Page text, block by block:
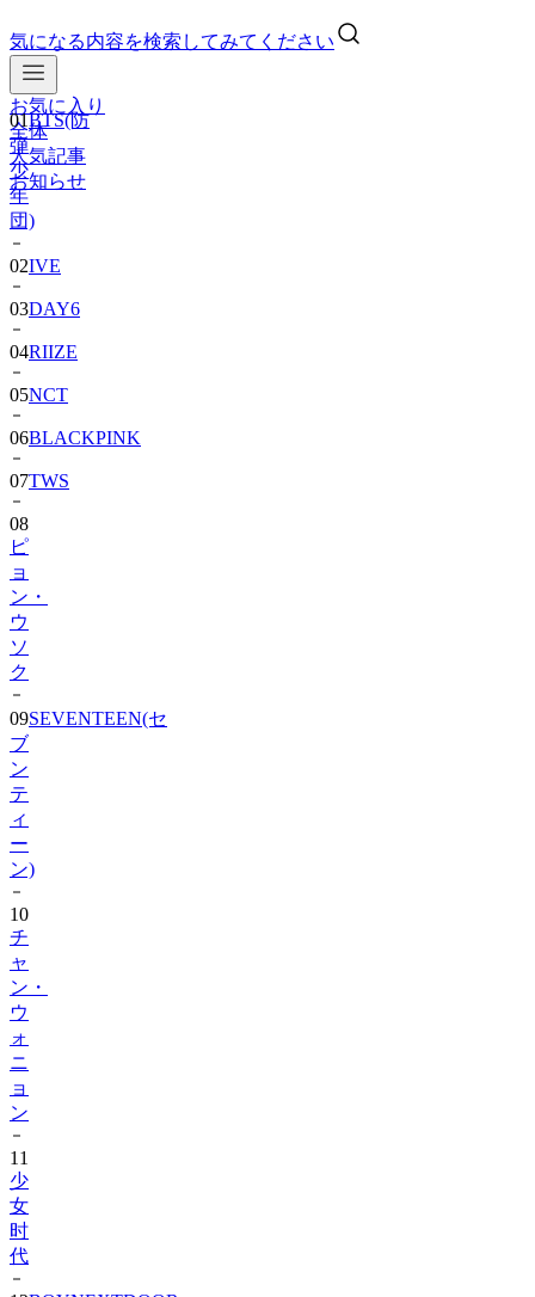
気になる内容を検索してみてください
お気に入り
全体
人気記事
お知らせ
01BTS(防
弾
少
年
団)
02IVE
03DAY6
04RIIZE
05NCT
06BLACKPINK
07TWS
08
ピ
ョ
ン・
ウ
ソ
ク
09SEVENTEEN(セ
ブ
ン
テ
ィ
ー
ン)
10
チ
ャ
ン・
ウ
ォ
ニ
ョ
ン
11
少
女
时
代